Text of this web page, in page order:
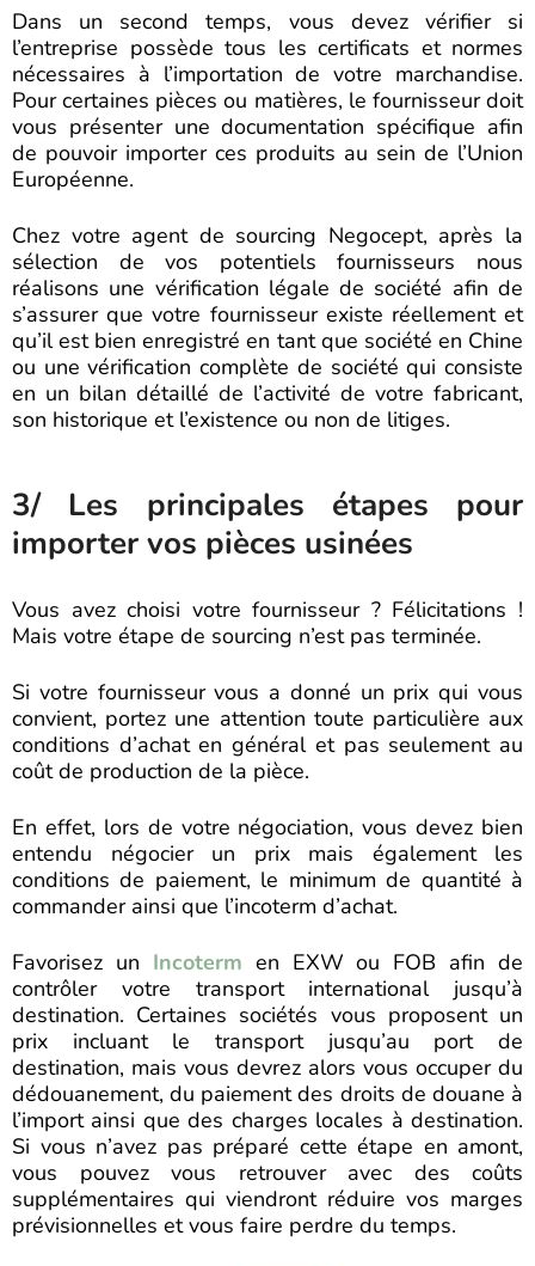
Dans un second temps, vous devez vérifier si
l’entreprise possède tous les certificats et normes
nécessaires à l’importation de votre marchandise.
Pour certaines pièces ou matières, le fournisseur doit
vous présenter une documentation spécifique afin
de pouvoir importer ces produits au sein de l’Union
Européenne.
Chez votre agent de sourcing Negocept, après la
sélection de vos potentiels fournisseurs nous
réalisons une vérification légale de société afin de
s’assurer que votre fournisseur existe réellement et
qu’il est bien enregistré en tant que société en Chine
ou une vérification complète de société qui consiste
en un bilan détaillé de l’activité de votre fabricant,
son historique et l’existence ou non de litiges.
3/ Les principales étapes pour
importer vos pièces usinées
Vous avez choisi votre fournisseur ? Félicitations !
Mais votre étape de sourcing n’est pas terminée.
Si votre fournisseur vous a donné un prix qui vous
convient, portez une attention toute particulière aux
conditions d’achat en général et pas seulement au
coût de production de la pièce.
En effet, lors de votre négociation, vous devez bien
entendu négocier un prix mais également les
conditions de paiement, le minimum de quantité à
commander ainsi que l’incoterm d’achat.
Favorisez un Incoterm en EXW ou FOB afin de
contrôler votre transport international jusqu’à
destination. Certaines sociétés vous proposent un
prix incluant le transport jusqu’au port de
destination, mais vous devrez alors vous occuper du
dédouanement, du paiement des droits de douane à
l’import ainsi que des charges locales à destination.
Si vous n’avez pas préparé cette étape en amont,
vous pouvez vous retrouver avec des coûts
supplémentaires qui viendront réduire vos marges
prévisionnelles et vous faire perdre du temps.